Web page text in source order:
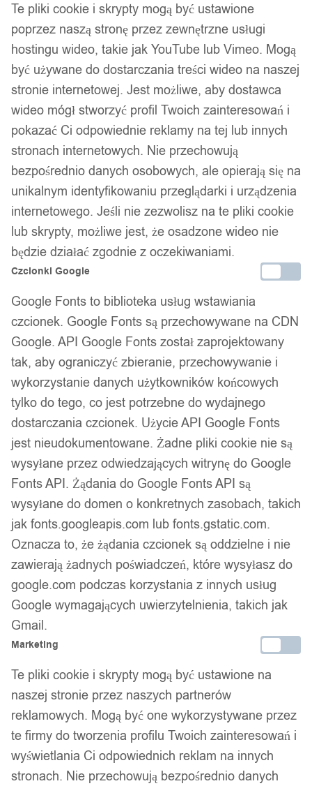
Seksowny komplet bielizny
damskiej pomarańczowy
uwodzicielski rozmiar s
74,99 zł
Darmowa dostawa od 90 zł
Dostawa w 24h
Zamówienia złożone do 14:00 wysyłamy tego samego dnia.
Dostawa w 24h
Zamówienia złożone do 14:00 wysyłamy tego samego dnia.
Kod produktu:
EL42_ORANGE_S
Niedostępny
Brak w magazynie
Zamówienia złożone do 14:00 w dni robocze wysyłamy tego
samego dnia.
Bezpieczne płatności
Te pliki cookie i skrypty mogą być ustawione
poprzez naszą stronę przez zewnętrzne usługi
hostingu wideo, takie jak YouTube lub Vimeo. Mogą
być używane do dostarczania treści wideo na naszej
stronie internetowej. Jest możliwe, aby dostawca
wideo mógł stworzyć profil Twoich zainteresowań i
pokazać Ci odpowiednie reklamy na tej lub innych
stronach internetowych. Nie przechowują
bezpośrednio danych osobowych, ale opierają się na
unikalnym identyfikowaniu przeglądarki i urządzenia
internetowego. Jeśli nie zezwolisz na te pliki cookie
lub skrypty, możliwe jest, że osadzone wideo nie
będzie działać zgodnie z oczekiwaniami.
Czcionki Google
Google Fonts to biblioteka usług wstawiania
czcionek. Google Fonts są przechowywane na CDN
Google. API Google Fonts został zaprojektowany
tak, aby ograniczyć zbieranie, przechowywanie i
wykorzystanie danych użytkowników końcowych
tylko do tego, co jest potrzebne do wydajnego
dostarczania czcionek. Użycie API Google Fonts
jest nieudokumentowane. Żadne pliki cookie nie są
wysyłane przez odwiedzających witrynę do Google
Fonts API. Żądania do Google Fonts API są
wysyłane do domen o konkretnych zasobach, takich
jak fonts.googleapis.com lub fonts.gstatic.com.
Oznacza to, że żądania czcionek są oddzielne i nie
zawierają żadnych poświadczeń, które wysyłasz do
google.com podczas korzystania z innych usług
Google wymagających uwierzytelnienia, takich jak
Gmail.
Marketing
Te pliki cookie i skrypty mogą być ustawione na
naszej stronie przez naszych partnerów
reklamowych. Mogą być one wykorzystywane przez
te firmy do tworzenia profilu Twoich zainteresowań i
wyświetlania Ci odpowiednich reklam na innych
stronach. Nie przechowują bezpośrednio danych